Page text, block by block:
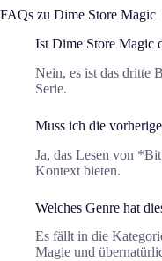
FAQs zu Dime Store Magic
Ist Dime Store Magic
Nein, es ist das dritte
Serie.
Muss ich die
Ja, das Lesen von
Kontext bieten.
Welches Genre hat
Es fällt in die
Magie und